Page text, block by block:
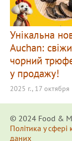
Унікальна
Auchan:
чорний
у продажу!
2025 г., 17 октября
© 2024 Food &
Політика у сфері
даних